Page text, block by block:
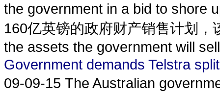
the government in a bid to shore
160亿英镑的政府财产销售计划
the assets the government will
Government demands Telstra
09-09-15 The Australian